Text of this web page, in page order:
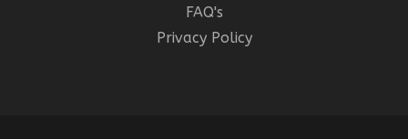
FAQ's
Privacy Policy